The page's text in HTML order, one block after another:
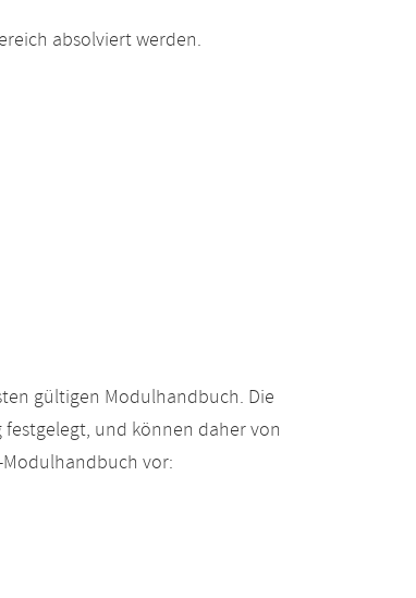
absolviert werden.
gültigen Modulhandbuch. Die
und können daher von
vor: